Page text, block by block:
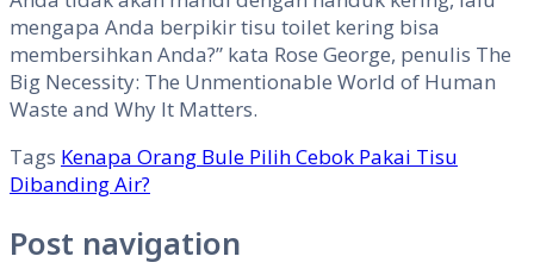
mengapa Anda berpikir tisu toilet kering bisa
membersihkan Anda?” kata Rose George, penulis The
Big Necessity: The Unmentionable World of Human
Waste and Why It Matters.
Tags Kenapa Orang Bule Pilih Cebok Pakai Tisu
Dibanding Air?
Post navigation